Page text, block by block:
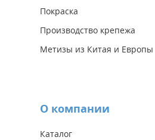
Покраска
Производство крепежа
Метизы из Китая и Европы
О компании
Каталог